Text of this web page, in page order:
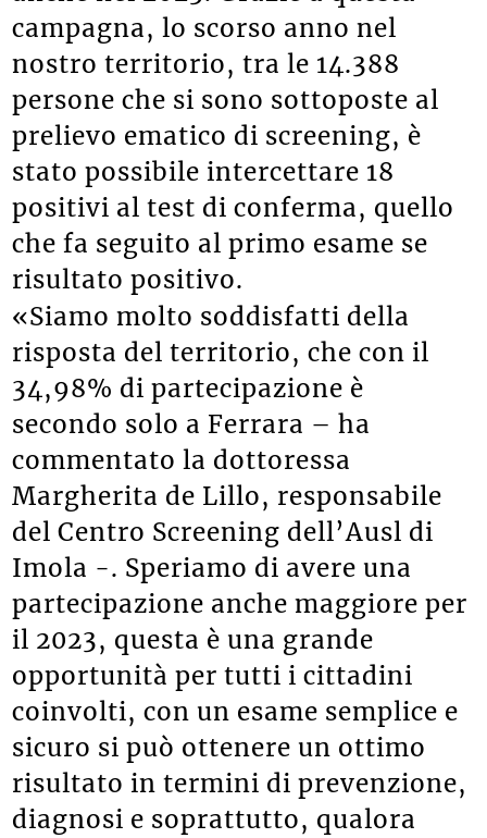
campagna, lo scorso anno nel
nostro territorio, tra le 14.388
persone che si sono sottoposte al
prelievo ematico di screening, è
stato possibile intercettare 18
positivi al test di conferma, quello
che fa seguito al primo esame se
risultato positivo.
«Siamo molto soddisfatti della
risposta del territorio, che con il
34,98% di partecipazione è
secondo solo a Ferrara – ha
commentato la dottoressa
Margherita de Lillo, responsabile
del Centro Screening dell’Ausl di
Imola -. Speriamo di avere una
partecipazione anche maggiore per
il 2023, questa è una grande
opportunità per tutti i cittadini
coinvolti, con un esame semplice e
sicuro si può ottenere un ottimo
risultato in termini di prevenzione,
diagnosi e soprattutto, qualora